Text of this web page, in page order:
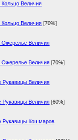
Кольцо Величия
Кольцо Величия [70%]
Ожерелье Величия
Ожерелье Величия [70%]
Рукавицы Величия
Рукавицы Величия [60%]
Рукавицы Кошмаров